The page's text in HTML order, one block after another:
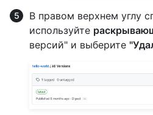
В правом верхнем углу
используйте
версий" и выберите